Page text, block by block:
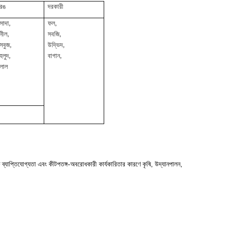
রঙ দরকারী
সাদা,
নীল,
সবুজ,
হলুদ,
লাল
ফল,
সবজি,
উদ্ভিদ,
বাগান,
এবং কীটপতঙ্গ-অবরোধকারী কার্যকারিতার কারণে কৃষি, উদ্যানপালন,